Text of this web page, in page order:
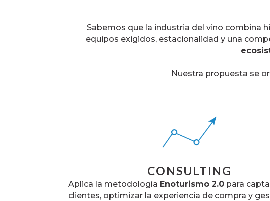
Sabemos que la industria del vino combina
equipos exigidos, estacionalidad y una
Nuestra propuesta se
CONSULTING
Aplica la metodología Enoturismo 2.0 para
clientes, optimizar la experiencia de compra y